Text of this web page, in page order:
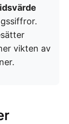
vikten av